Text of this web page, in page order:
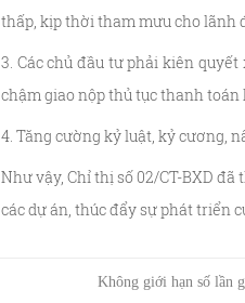
thấp, kịp thời tham mưu cho lãnh
3. Các chủ đầu tư phải kiên
chậm giao nộp thủ tục thanh
4. Tăng cường kỷ luật, kỷ cương,
Như vậy, Chỉ thị số 02/CT-BXD
các dự án, thúc đẩy sự phát triển
Không giới hạn số lần